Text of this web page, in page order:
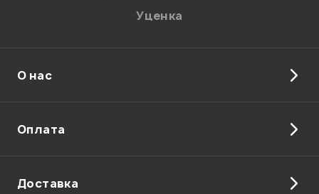
Отправить
Уценка
О нас
Оплата
Доставка